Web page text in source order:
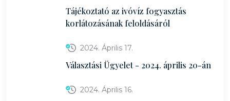
Tájékoztató az ivóvíz fogyasztás
korlátozásának feloldásáról
2024. Április 17.
Választási Ügyelet - 2024. április 20-án
2024. Április 16.